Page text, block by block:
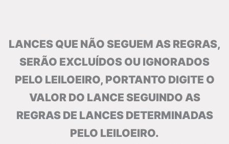
LANCES QUE NÃO SEGUEM AS REGRAS,
SERÃO EXCLUÍDOS OU IGNORADOS
PELO LEILOEIRO, PORTANTO DIGITE O
VALOR DO LANCE SEGUINDO AS
REGRAS DE LANCES DETERMINADAS
PELO LEILOEIRO.